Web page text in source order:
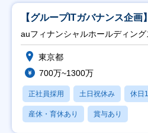
【グループITガバナンス企画】
auフィナンシャルホールディン
東京都
700万~1300万
正社員採用 土日祝休み 休日
産休・育休あり 賞与あり